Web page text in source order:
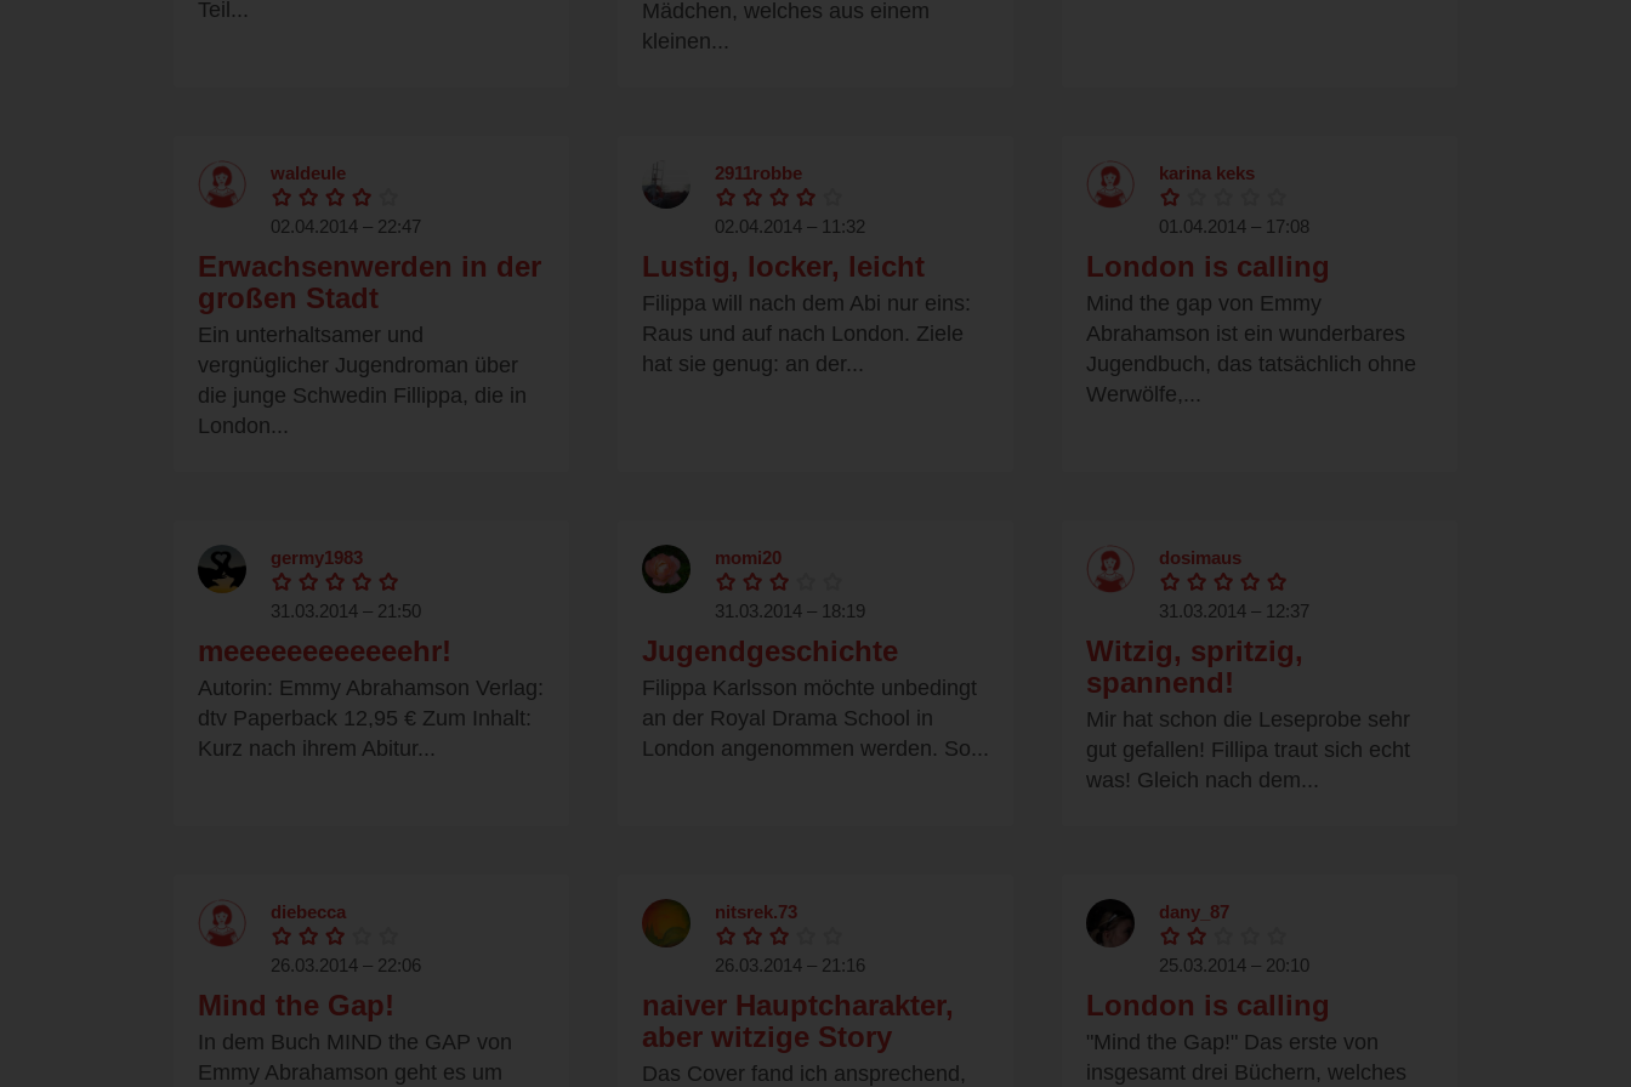
Teil...
Mädchen, welches aus einem
kleinen...
waldeule
02.04.2014 – 22:47
Erwachsenwerden in der
großen Stadt
Ein unterhaltsamer und
vergnüglicher Jugendroman über
die junge Schwedin Fillippa, die in
London...
2911robbe
02.04.2014 – 11:32
Lustig, locker, leicht
Filippa will nach dem Abi nur eins:
Raus und auf nach London. Ziele
hat sie genug: an der...
karina keks
01.04.2014 – 17:08
London is calling
Mind the gap von Emmy
Abrahamson ist ein wunderbares
Jugendbuch, das tatsächlich ohne
Werwölfe,...
germy1983
31.03.2014 – 21:50
meeeeeeeeeeeehr!
Autorin: Emmy Abrahamson Verlag:
dtv Paperback 12,95 € Zum Inhalt:
Kurz nach ihrem Abitur...
momi20
31.03.2014 – 18:19
Jugendgeschichte
Filippa Karlsson möchte unbedingt
an der Royal Drama School in
London angenommen werden. So...
dosimaus
31.03.2014 – 12:37
Witzig, spritzig,
spannend!
Mir hat schon die Leseprobe sehr
gut gefallen! Fillipa traut sich echt
was! Gleich nach dem...
diebecca
26.03.2014 – 22:06
Mind the Gap!
In dem Buch MIND the GAP von
Emmy Abrahamson geht es um
nitsrek.73
26.03.2014 – 21:16
naiver Hauptcharakter,
aber witzige Story
Das Cover fand ich ansprechend,
dany_87
25.03.2014 – 20:10
London is calling
"Mind the Gap!" Das erste von
insgesamt drei Büchern, welches